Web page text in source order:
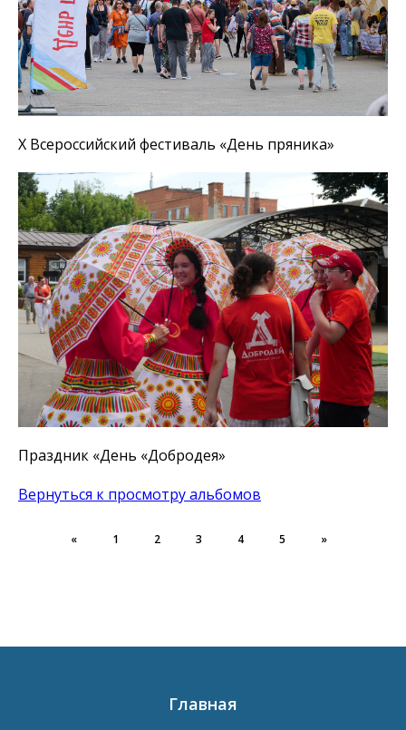
Х Всероссийский фестиваль «День пряника»
Праздник «День «Добродея»
Вернуться к просмотру альбомов
« 1 2 3 4 5 »
Главная